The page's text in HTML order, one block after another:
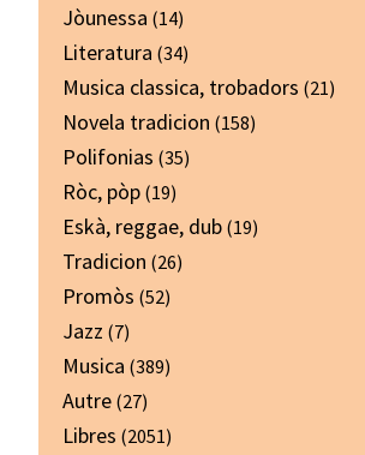
Jòunessa (14)
Literatura (34)
Musica classica, trobadors (21)
Novela tradicion (158)
Polifonias (35)
Ròc, pòp (19)
Eskà, reggae, dub (19)
Tradicion (26)
Promòs (52)
Jazz (7)
Musica (389)
Autre (27)
Libres (2051)